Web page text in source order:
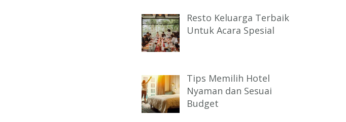
Resto Keluarga Terbaik
Untuk Acara Spesial
Tips Memilih Hotel
Nyaman dan Sesuai
Budget